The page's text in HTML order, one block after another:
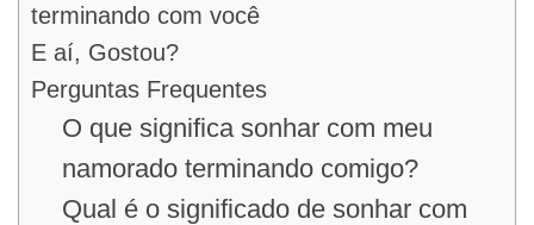
terminando com você
E aí, Gostou?
Perguntas Frequentes
O que significa sonhar com meu
namorado terminando comigo?
Qual é o significado de sonhar com